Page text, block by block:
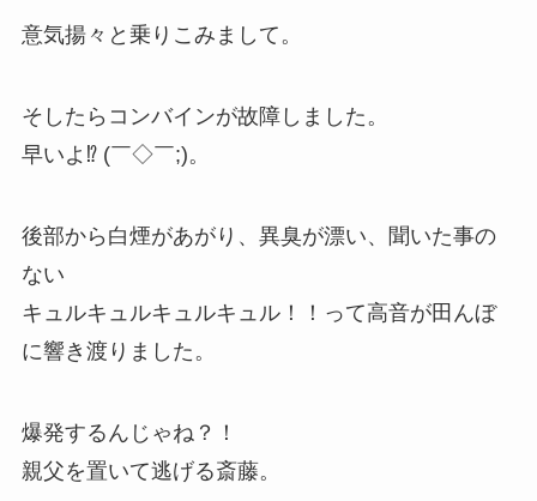
意気揚々と乗りこみまして。
そしたらコンバインが故障しました。
早いよ⁉︎ (￣◇￣;)。
後部から白煙があがり、異臭が漂い、聞いた事の
ない
キュルキュルキュルキュル！！って高音が田んぼ
に響き渡りました。
爆発するんじゃね？！
親父を置いて逃げる斎藤。